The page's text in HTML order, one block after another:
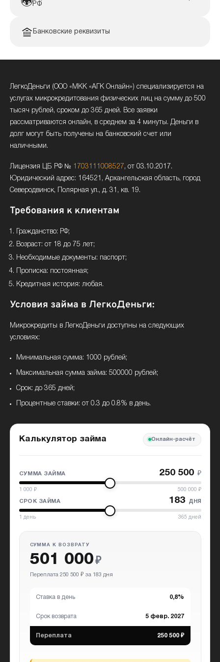
РФ
Банковские реквизиты
ЛегкоДеньги (ООО «МКК «АГК Онлайн») специализируется на
услугах микрокредитования физических лиц на сумму до 500
тысяч рублей, сроком до 365 дней. Все заявки
рассматриваются онлайн, в среднем за 4 минуты. Деньги в
долг могут быть получены на банковский счет или
наличными.
Лицензия ЦБ РФ № 1703111008527 , от 03.10.2017.
Юридический адрес: 164521, Архангельская область, город
Северодвинск, Полярная ул., д. 31, кв. 19.
Требования к клиентам
Гражданство: РФ;
Возраст: от 18 до 75 лет;
Необходимые документы: паспорт;
Прописка: постоянная;
Кредитная история: любая.
Условия займа в ЛегкоДеньги:
Микрокредиты в ЛегкоДеньги доступны на следующих
условиях:
Минимальная сумма: 1000 рублей;
Максимальная сумма займа: 500000 рублей;
Срок: до 365 дней;
Процентные ставки: от 0.3 до 0.8% в день.
Калькулятор займа Онлайн-расчёт
СУММА ЗАЙМА 250 500 ₽
1 000 ₽ 500 000 ₽
СРОК ЗАЙМА 183 дня
день 365 дней
СУММА К ВОЗВРАТУ
501 000 ₽
Переплата 250 500 ₽ за 183 дня
Ставка в день 0,8%
Срок возврата 5 февр. 2027
Переплата 250 500 ₽